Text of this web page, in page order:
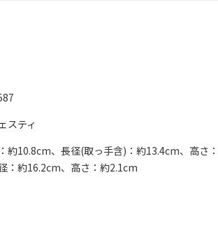
スティ
約10.8cm、長径(取っ手含)：約13.4cm、高さ
：約16.2cm、高さ：約2.1cm